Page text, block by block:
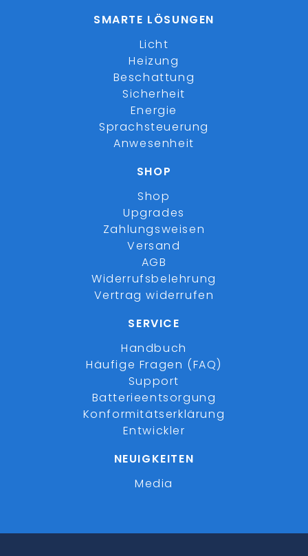
SMARTE LÖSUNGEN
Licht
Heizung
Beschattung
Sicherheit
Energie
Sprachsteuerung
Anwesenheit
SHOP
Shop
Upgrades
Zahlungsweisen
Versand
AGB
Widerrufsbelehrung
Vertrag widerrufen
SERVICE
Handbuch
Häufige Fragen (FAQ)
Support
Batterieentsorgung
Konformitätserklärung
Entwickler
NEUIGKEITEN
Media